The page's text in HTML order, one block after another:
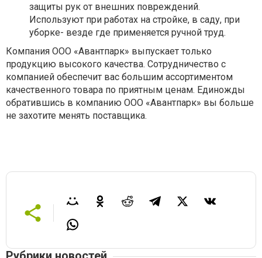
защиты рук от внешних повреждений.
Используют при работах на стройке, в саду, при
уборке- везде где применяется ручной труд.
Компания ООО «Авантпарк» выпускает только
продукцию высокого качества. Сотрудничество с
компанией обеспечит вас большим ассортиментом
качественного товара по приятным ценам. Единожды
обратившись в компанию ООО «Авантпарк» вы больше
не захотите менять поставщика.